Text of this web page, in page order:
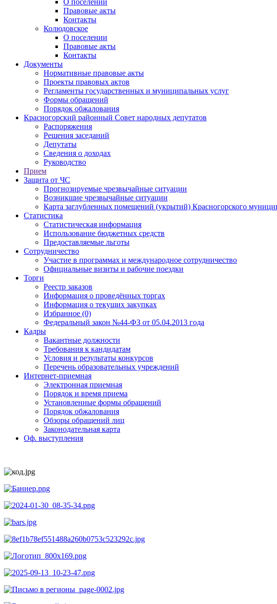
Правовые акты
Контакты
Колюдовское
О поселении
Правовые акты
Контакты
Документы
Нормативные правовые акты
Проекты правовых актов
Регламенты государственных и муниципальных услуг
Формы обращений
Порядок обжалования
Красногорский районный Совет народных депутатов
Распоряжения
Решения заседаний
Депутаты
Сведения о доходах
Руководство
Прием
Защита от ЧС
Прогнозируемые чрезвычайные ситуации
Возникшие чрезвычайные ситуации
Карта заглубленных помещений (укрытий) Красногорского
Статистика
Статистическая информация
Использование бюджетных средств
Предоставляемые льготы
Сотрудничество
Участие в программах и международное сотрудничество
Официальные визиты и рабочие поездки
Торги
Реестр заказов
Информация о проведённых торгах
Информация о текущих закупках
Избранное (0)
Федеральный закон №44-ФЗ от 05.04.2013 года
Кадры
Вакантные должности
Требования к кандидатам
Условия и результаты конкурсов
Перечень образовательных учреждений
Интернет-приемная
Электронная приемная
Порядок и время приема
Установленные формы обращений
Порядок обжалования
Обзоры обращений лиц
Законодательная карта
Оф. выступления